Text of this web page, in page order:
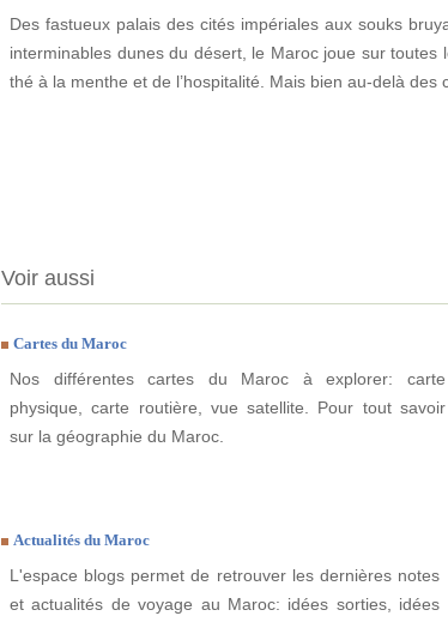
Des fastueux palais des cités impériales aux souks
interminables dunes du désert, le Maroc joue sur
thé à la menthe et de l’hospitalité. Mais bien au-delà
Voir aussi
Cartes du Maroc
Nos différentes cartes du Maroc à explorer: carte
physique, carte routière, vue satellite. Pour tout savoir
sur la géographie du Maroc.
Actualités du Maroc
L'espace blogs permet de retrouver les dernières notes
et actualités de voyage au Maroc: idées sorties, idées